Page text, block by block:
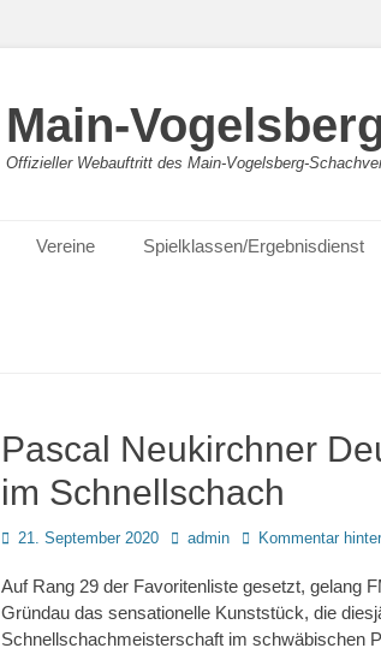
Main-
Offizieller Webauftritt des Main-Vogelsberg-
Vereine Spielklassen/Ergebnisdienst
Pascal Neukirchner
im Schnellschach
Posted
21. September 2020 Autoradmin Kommentar
Auf Rang 29 der Favoritenliste gesetzt, gelang
Gründau das sensationelle Kunststück, die
Schnellschachmeisterschaft im schwäbischen